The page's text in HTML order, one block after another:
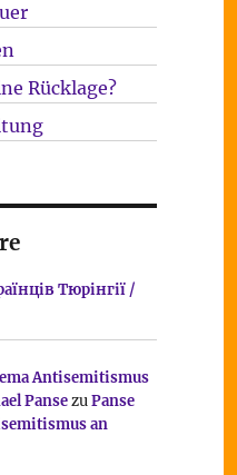
Rücklage?
Тюрінгії /
Antisemitismus
PansezuPanse
an